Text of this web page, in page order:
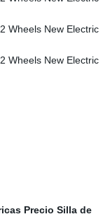
Precio Silla de